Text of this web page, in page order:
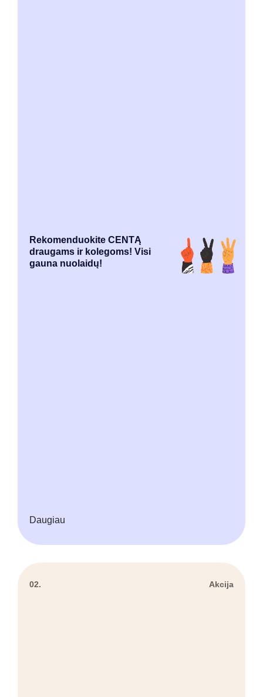
Rekomenduokite CENTĄ
draugams ir kolegoms! Visi
gauna nuolaidų!
Daugiau
02. Akcija